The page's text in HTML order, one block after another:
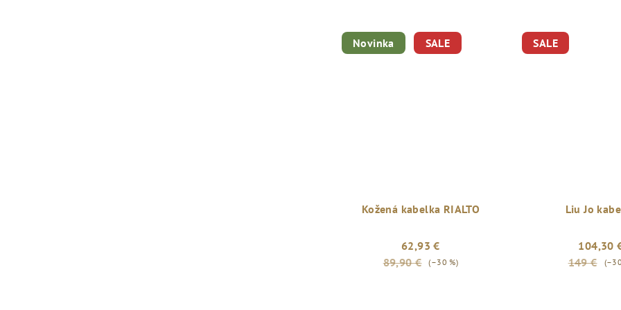
Novinka SALE
Kožená kabelka RIALTO
62,93 €
89,90 €
(–30 %)
SALE
Liu Jo
104,30
149 €